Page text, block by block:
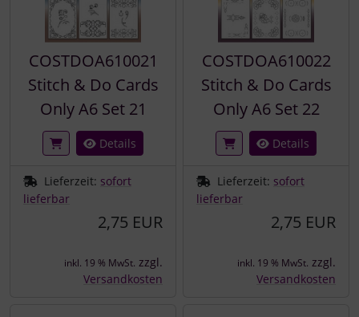
COSTDOA610021
Stitch & Do Cards
Only A6 Set 21
Details
Lieferzeit: sofort
lieferbar
2,75 EUR
inkl. 19 % MwSt. zzgl.
Versandkosten
COSTDOA610022
Stitch & Do Cards
Only A6 Set 22
Details
Lieferzeit: sofort
lieferbar
2,75 EUR
inkl. 19 % MwSt. zzgl.
Versandkosten